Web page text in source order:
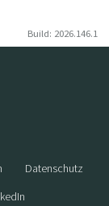
Build: 2026.146.1
Datenschutz